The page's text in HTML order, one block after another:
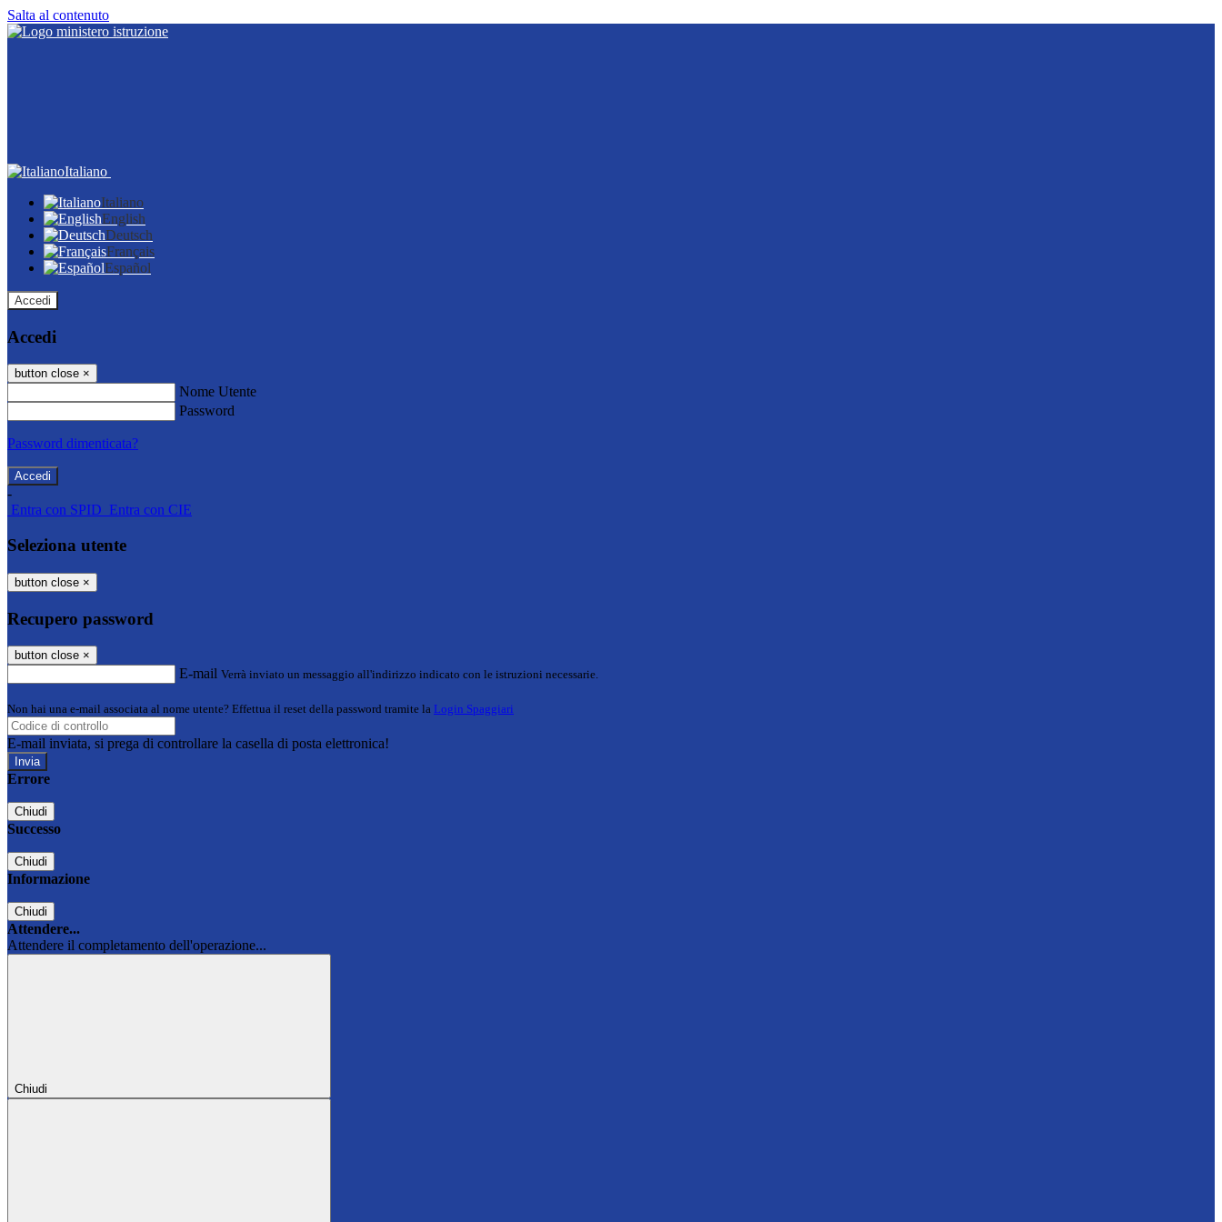
Salta al contenuto
Italiano
Italiano
English
Deutsch
Français
Español
Accedi
Accedi
button close ×
Nome Utente
Password
Password dimenticata?
-
Entra con SPID Entra con CIE
Seleziona utente
button close ×
Recupero password
button close ×
E-mail Verrà inviato un messaggio all'indirizzo indicato con le istruzioni necessarie.
Non hai una e-mail associata al nome utente? Effettua il reset della password tramite la Login Spaggiari
E-mail inviata, si prega di controllare la casella di posta elettronica!
Errore
Chiudi
Successo
Chiudi
Informazione
Chiudi
Attendere...
Attendere il completamento dell'operazione...
Chiudi